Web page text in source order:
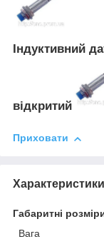
Індуктивний
відкритий
Приховати
Характеристики
Габаритні
Вага